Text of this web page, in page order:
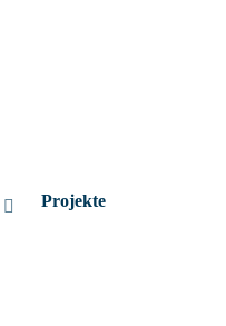
Projekte